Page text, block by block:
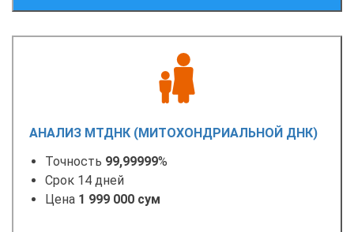
АНАЛИЗ МТДНК (МИТОХОНДРИАЛЬНОЙ ДНК)
Точность 99,99999%
Срок 14 дней
Цена 1 999 000 сум